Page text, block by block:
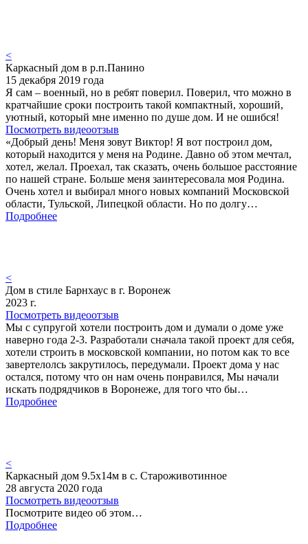
<
Каркасный дом в р.п.Панино
15 декабря 2019 года
Я сам – военный, но в ребят поверил. Поверил, что можно в
кратчайшие сроки построить такой компактный, хороший,
уютный, который мне именно по душе дом. И не ошибся!
Посмотреть видеоотзыв
«Добрый день! Меня зовут Виктор! Я вот построил дом,
который находится у меня на Родине. Давно об этом мечтал,
хотел, желал. Проехал, так сказать, очень большое расстояние
по нашей стране. Больше меня заинтересовала моя Родина.
Очень хотел и выбирал много новых компаний Московской
области, Тульской, Липецкой области. Но по долгу…
Подробнее
<
Дом в стиле Барнхаус в г. Воронеж
2023 г.
Посмотреть видеоотзыв
Мы с супругой хотели построить дом и думали о доме уже
наверно года 2-3. Разработали сначала такой проект для себя,
хотели строить в московской компании, но потом как то все
завертелолсь закрутилось, передумали. Проект дома у нас
остался, потому что он нам очень понравился, Мы начали
искать подрядчиков в Воронеже, для того что бы…
Подробнее
<
Каркасный дом 9.5х14м в с. Староживотинное
28 августа 2020 года
Посмотреть видеоотзыв
Посмотрите видео об этом…
Подробнее